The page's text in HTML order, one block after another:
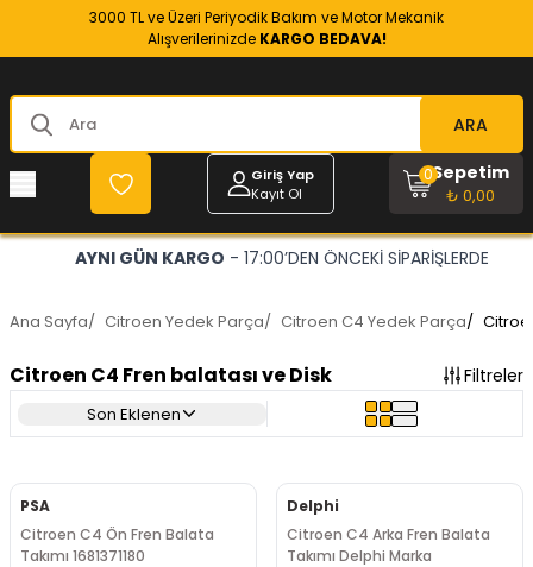
3000 TL ve Üzeri Periyodik Bakım ve Motor Mekanik
Alışverilerinizde KARGO BEDAVA!
ARA
Giriş Yap
Kayıt Ol
Sepetim
₺ 0,00
0
AYNI GÜN KARGO - 17:00’DEN ÖNCEKİ SİPARİŞLERDE
Ana Sayfa/ Citroen Yedek Parça/ Citroen C4 Yedek Parça/
Citroen C4 Fren balatası ve Disk Filtreler
Son Eklenen
PSA
Citroen C4 Ön Fren Balata
Takımı 1681371180
Delphi
Citroen C4 Arka Fren Balata
Takımı Delphi Marka